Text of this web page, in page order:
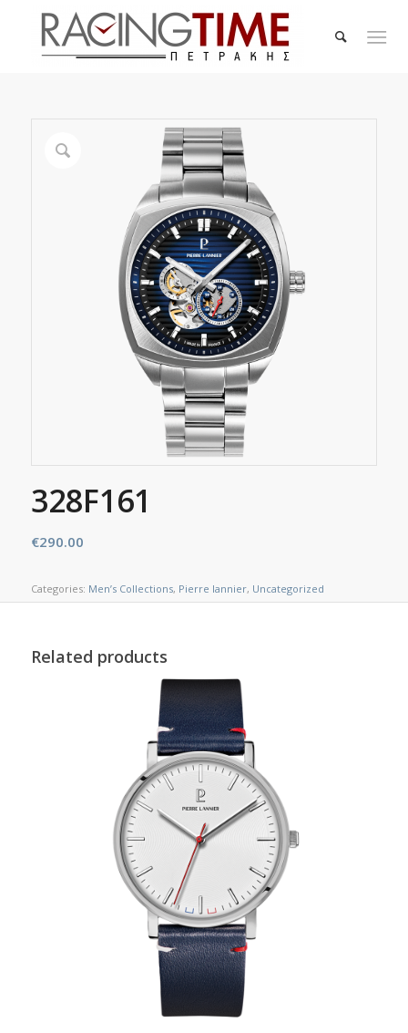
328F161
€290.00
Categories: Men’s Collections, Pierre lannier, Uncategorized
Related products